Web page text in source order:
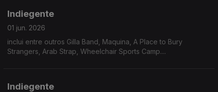
Indiegente
01 jun. 2026
inclui entre outros Gilla Band, Maquina, A Place to Bury
Strangers, Arab Strap, Wheelchair Sports Camp....
Indiegente